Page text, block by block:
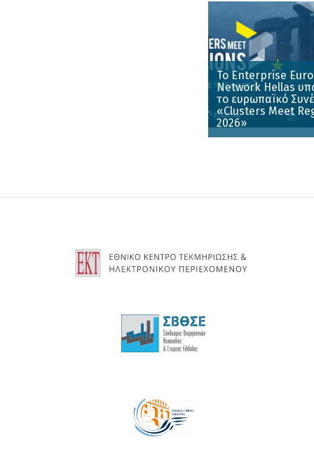
Το Enterprise
Network Hellas
το ευρωπαϊκό
«Clusters Meet
2026»